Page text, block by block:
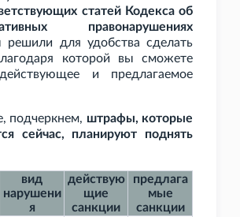
статей Кодекса об
правонарушениях
для удобства сделать
которой вы сможете
и предлагаемое
подчеркнем, штрафы, которые
сейчас, планируют поднять
вид
нарушени
я
действую
щие
санкции
предлага
мые
санкции